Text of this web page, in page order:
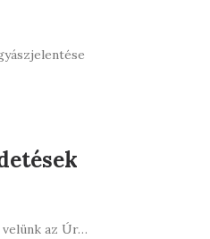
az Úr…